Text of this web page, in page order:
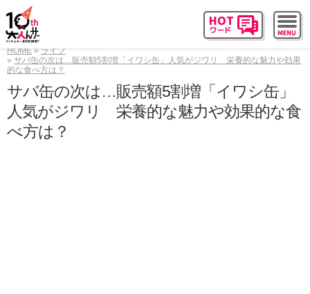
HOME
ライフ
サバ缶の次は…販売額5割増「イワシ缶」人気がジワリ 栄養的な魅力や効果
的な食べ方は？
サバ缶の次は…販売額5割増「イワシ缶」
人気がジワリ 栄養的な魅力や効果的な食
べ方は？